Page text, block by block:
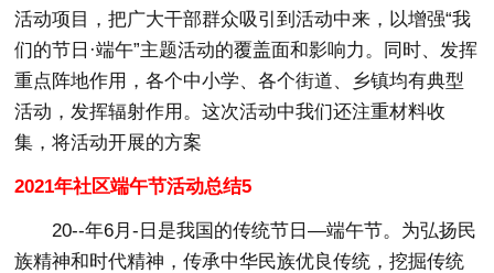
活动项目，把广大干部群众吸引到活动中来，以增强“我
们的节日·端午”主题活动的覆盖面和影响力。同时、发挥
重点阵地作用，各个中小学、各个街道、乡镇均有典型
活动，发挥辐射作用。这次活动中我们还注重材料收
集，将活动开展的方案
2021年社区端午节活动总结5
20--年6月-日是我国的传统节日—端午节。为弘扬民
族精神和时代精神，传承中华民族优良传统，挖掘传统